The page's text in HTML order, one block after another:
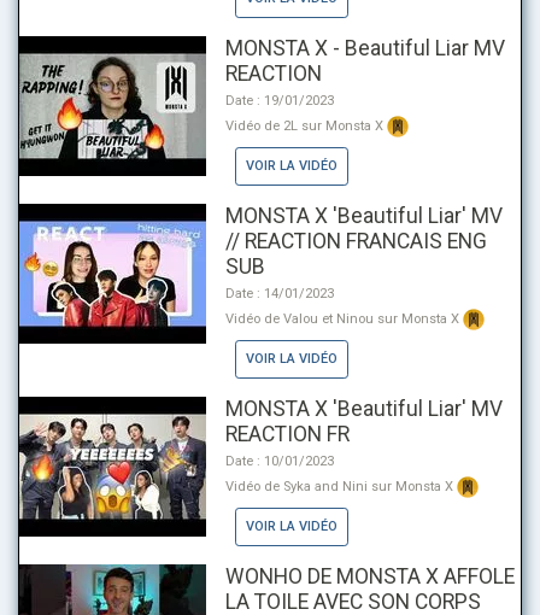
MONSTA X - Beautiful Liar MV
REACTION
Date : 19/01/2023
Vidéo de 2L sur Monsta X
VOIR LA VIDÉO
MONSTA X 'Beautiful Liar' MV
// REACTION FRANCAIS ENG
SUB
Date : 14/01/2023
Vidéo de Valou et Ninou sur Monsta X
VOIR LA VIDÉO
MONSTA X 'Beautiful Liar' MV
REACTION FR
Date : 10/01/2023
Vidéo de Syka and Nini sur Monsta X
VOIR LA VIDÉO
WONHO DE MONSTA X AFFOLE
LA TOILE AVEC SON CORPS